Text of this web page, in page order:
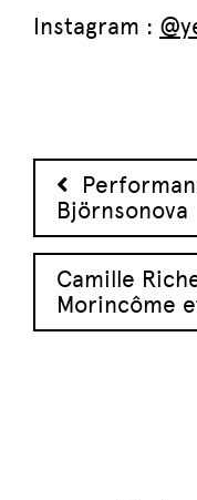
Instagram :
Björnsonova
Camille
Morincôme